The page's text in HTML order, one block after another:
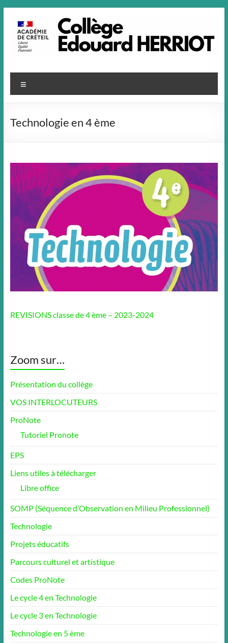
contenu
Technologie en 4 ème
REVISIONS classe de 4 ème – 2023-2024
Zoom sur…
Présentation du collège
VOS INTERLOCUTEURS
ProNote
Tutoriel Pronote
EPS
Liens utiles à télécharger
Libre office
SOMP (Séquence d’Observation en Milieu Professionnel)
Technologie
Projets éducatifs
Parcours culturel et artistique
Codes ProNote
Le cycle 4 en Technologie
Le cycle 3 en Technologie
Technologie en 5 ème